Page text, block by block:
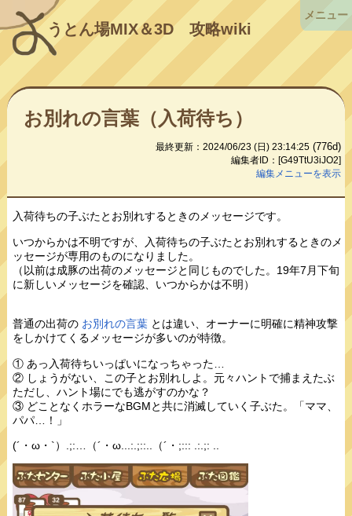
うとん場MIX＆3D攻略wiki
お別れの言葉（入荷待ち）
最終更新：2024/06/23 (日) 23:14:25 (776d)
編集者ID：[G49TtU3iJO2]
編集メニューを表示
入荷待ちの子ぶたとお別れするときのメッセージです。
いつからかは不明ですが、入荷待ちの子ぶたとお別れするときのメ
ッセージが専用のものになりました。
（以前は成豚の出荷のメッセージと同じものでした。19年7月下旬
に新しいメッセージを確認、いつからかは不明）
普通の出荷の お別れの言葉 とは違い、オーナーに明確に精神攻撃
をしかけてくるメッセージが多いのが特徴。
① あっ入荷待ちいっぱいになっちゃった…
② しょうがない、この子とお別れしよ。元々ハントで捕まえたぶ
ただし、ハント場にでも逃がすのかな？
③ どことなくホラーなBGMと共に消滅していく子ぶた。「ママ、
パパ…！」
(´・ω・`）.;:…（´・ω...:.;::..（´・;::: .:.;: ..
メニュー